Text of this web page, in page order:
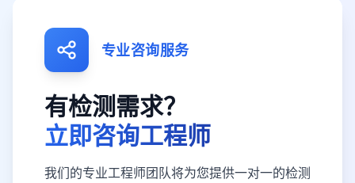
专业咨询服务
有检测需求？
立即咨询工程师
我们的专业工程师团队将为您提供一对一的检测